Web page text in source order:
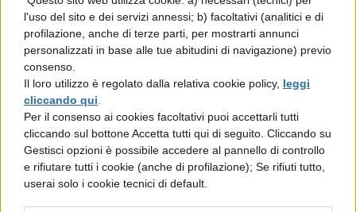
l'uso del sito e dei servizi annessi; b) facoltativi (analitici e di
profilazione, anche di terze parti, per mostrarti annunci
personalizzati in base alle tue abitudini di navigazione) previo
consenso.
Il loro utilizzo è regolato dalla relativa cookie policy, leggi
cliccando qui
Per il consenso ai cookies facoltativi puoi accettarli tutti
cliccando sul bottone Accetta tutti qui di seguito. Cliccando su
Gestisci opzioni è possibile accedere al pannello di controllo
e rifiutare tutti i cookie (anche di profilazione); Se rifiuti tutto,
userai solo i cookie tecnici di default.
Confronto con parole analoghe: ricorda
altre parole troncate come “tal” (da tale),
“buon” (da buono) o “gran” (da grande) che
non richiedono mai l’apostrofo. La regola è
la stessa per “qual”.
Memoria visiva: visualizza espressioni
celebri come “Qual è il problema?” oppure